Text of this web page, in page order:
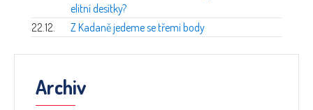
elitní desítky?
22.12.
Z Kadaně jedeme se třemi body
Archiv